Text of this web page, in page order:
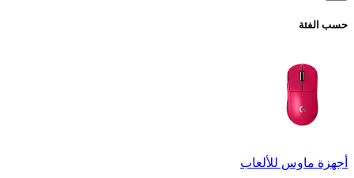
حسب الفئة
أجهزة ماوس للألعاب